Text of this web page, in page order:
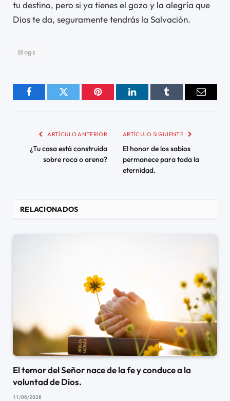
tu destino, pero si ya tienes el gozo y la alegría que
Dios te da, seguramente tendrás la Salvación.
Blogs
FacebookTwitter Pinterest LinkedInTumblr Email
ARTÍCULO ANTERIOR
¿Tu casa está construida
sobre roca o arena?
ARTÍCULO SIGUIENTE
El honor de los sabios
permanece para toda la
eternidad.
RELACIONADOS
El temor del Señor nace de la fe y conduce a la
voluntad de Dios.
11/06/2026